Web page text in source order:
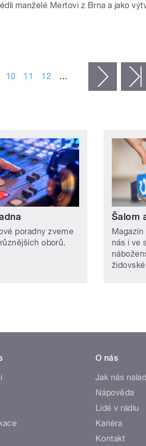
manželé Mertovi z Brna a jako
10 11 12 …
poradny zveme
oborů.
Šalom
nás i ve
O nás
Jak nás
Nápověda
Lidé v rádiu
Kariéra
Kontakt